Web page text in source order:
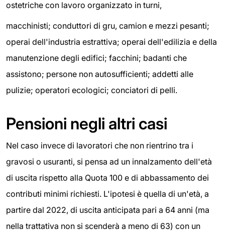
ostetriche con lavoro organizzato in turni,
macchinisti; conduttori di gru, camion e mezzi pesanti;
operai dell'industria estrattiva; operai dell'edilizia e della
manutenzione degli edifici; facchini; badanti che
assistono; persone non autosufficienti; addetti alle
pulizie; operatori ecologici; conciatori di pelli.
Pensioni negli altri casi
Nel caso invece di lavoratori che non rientrino tra i
gravosi o usuranti, si pensa ad un innalzamento dell'età
di uscita rispetto alla Quota 100 e di abbassamento dei
contributi minimi richiesti. L'ipotesi è quella di un'età, a
partire dal 2022, di uscita anticipata pari a 64 anni (ma
nella trattativa non si scenderà a meno di 63) con un